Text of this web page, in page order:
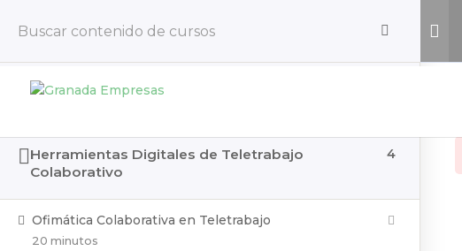
Inicio Fórmate Digitalización
Teletrabajo en la Digitalización
Herramientas Digitales de Teletrabajo
Colaborativo
4
Ofimática Colaborativa en Teletrabajo
20 minutos